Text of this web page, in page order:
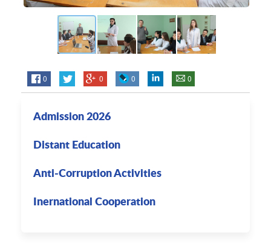
0 0 0 0
Admission 2026
Distant Education
Anti-Corruption Activities
Inernational Cooperation